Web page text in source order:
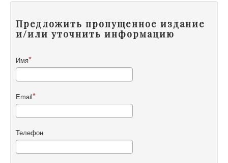
Предложить пропущенное издание
и/или уточнить информацию
Имя
Email
Телефон